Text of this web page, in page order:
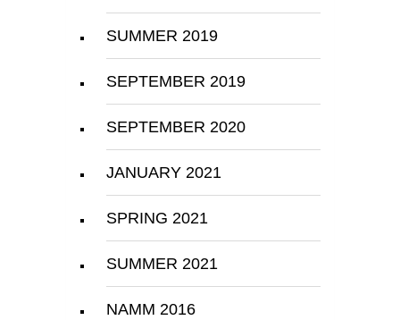
SUMMER 2019
SEPTEMBER 2019
SEPTEMBER 2020
JANUARY 2021
SPRING 2021
SUMMER 2021
NAMM 2016